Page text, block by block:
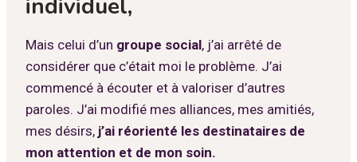
individuel,
Mais celui d’un groupe social, j’ai arrêté de
considérer que c’était moi le problème. J’ai
commencé à écouter et à valoriser d’autres
paroles. J’ai modifié mes alliances, mes amitiés,
mes désirs, j’ai réorienté les destinataires de
mon attention et de mon soin.